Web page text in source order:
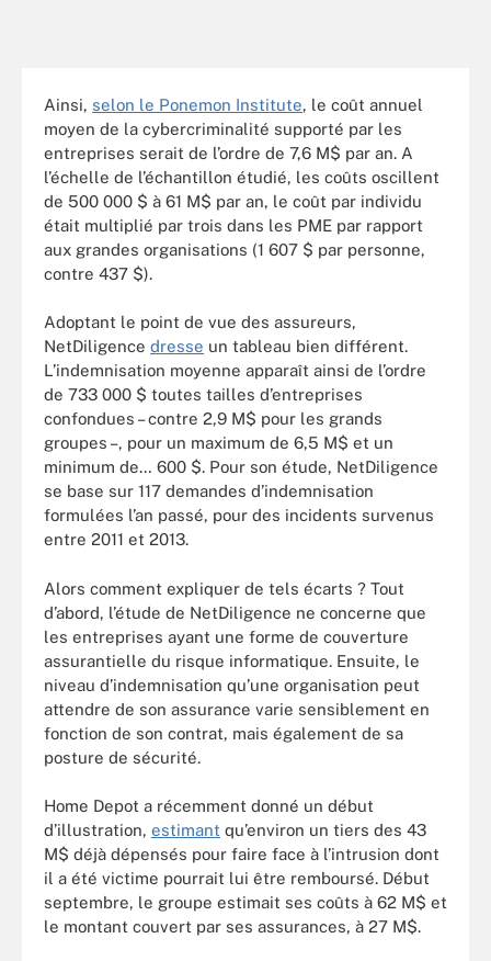
Ainsi, selon le Ponemon Institute, le coût annuel
moyen de la cybercriminalité supporté par les
entreprises serait de l’ordre de 7,6 M$ par an. A
l’échelle de l’échantillon étudié, les coûts oscillent
de 500 000 $ à 61 M$ par an, le coût par individu
était multiplié par trois dans les PME par rapport
aux grandes organisations (1 607 $ par personne,
contre 437 $).
Adoptant le point de vue des assureurs,
NetDiligence dresse un tableau bien différent.
L’indemnisation moyenne apparaît ainsi de l’ordre
de 733 000 $ toutes tailles d’entreprises
confondues – contre 2,9 M$ pour les grands
groupes –, pour un maximum de 6,5 M$ et un
minimum de… 600 $. Pour son étude, NetDiligence
se base sur 117 demandes d’indemnisation
formulées l’an passé, pour des incidents survenus
entre 2011 et 2013.
Alors comment expliquer de tels écarts ? Tout
d’abord, l’étude de NetDiligence ne concerne que
les entreprises ayant une forme de couverture
assurantielle du risque informatique. Ensuite, le
niveau d’indemnisation qu’une organisation peut
attendre de son assurance varie sensiblement en
fonction de son contrat, mais également de sa
posture de sécurité.
Home Depot a récemment donné un début
d’illustration, estimant qu’environ un tiers des 43
M$ déjà dépensés pour faire face à l’intrusion dont
il a été victime pourrait lui être remboursé. Début
septembre, le groupe estimait ses coûts à 62 M$ et
le montant couvert par ses assurances, à 27 M$.